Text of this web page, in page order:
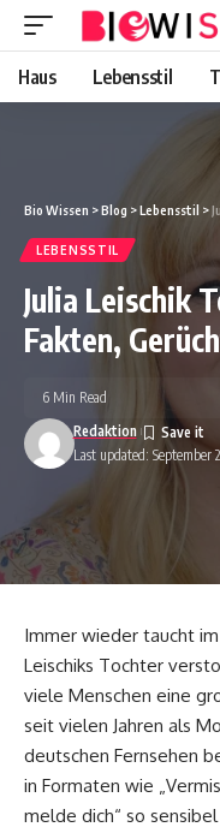
Haus Lebensstil
Bio Wissen >Blog >Lebensstil >
LEBENSSTIL
Julia Leischik
Fakten,
Last updated: September
Redaktion
6 Min Read
Immer wieder taucht
Leischiks Tochter
viele Menschen eine
seit vielen Jahren als
deutschen Fernsehen
in Formaten wie
melde dich“ so